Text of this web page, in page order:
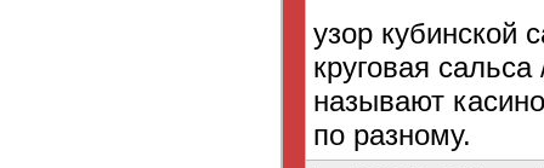
узор кубинской
круговая
называют
по разному.